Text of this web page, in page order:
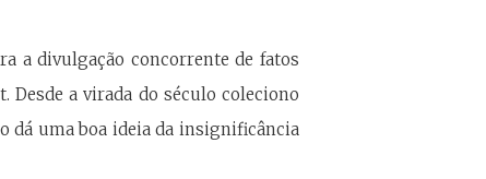
a divulgação concorrente de fatos
a virada do século coleciono
dá uma boa ideia da insignificância